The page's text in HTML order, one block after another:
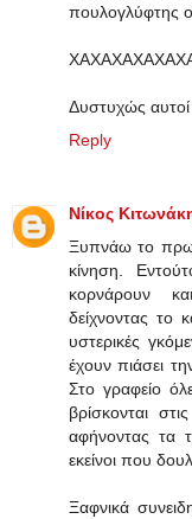
πουλογλύφτης
Δυστυχώς αυτοί
Reply
Νίκος
Ξυπνάω το
κίνηση.
κορνάρουν
δείχνοντας το
υστερικές
έχουν πιάσει
Στο γραφείο
βρίσκονται
αφήνοντας τα
εκείνοι που
Ξαφνικά